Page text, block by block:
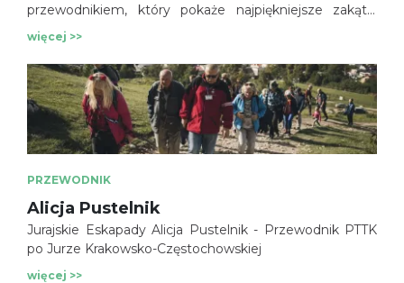
przewodnikiem, który pokaże najpiękniejsze zakątki
regionu. Zamki, jaskinie, wapienne ostańce i niezwykłe
historie czekają na odkrycie.
więcej >>
PRZEWODNIK
Alicja Pustelnik
Jurajskie Eskapady Alicja Pustelnik - Przewodnik PTTK
po Jurze Krakowsko-Częstochowskiej
więcej >>